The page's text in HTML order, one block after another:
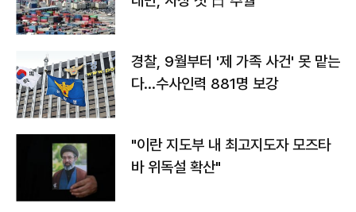
경찰, 9월부터 '제 가족 사건' 못 맡는
다…수사인력 881명 보강
"이란 지도부 내 최고지도자 모즈타
바 위독설 확산"